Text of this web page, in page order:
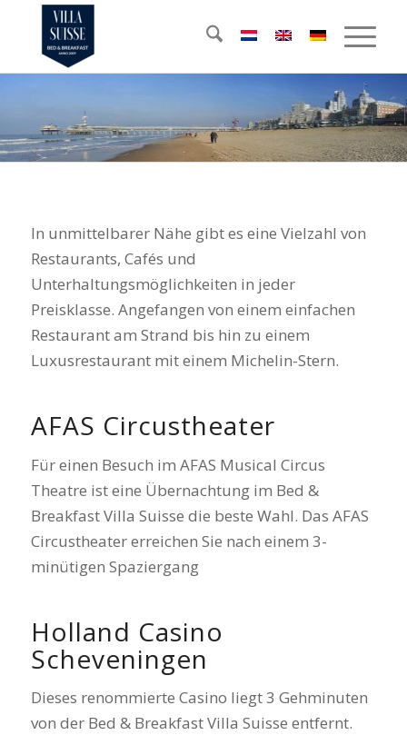
In unmittelbarer Nähe gibt es eine Vielzahl von
Restaurants, Cafés und
Unterhaltungsmöglichkeiten in jeder
Preisklasse. Angefangen von einem einfachen
Restaurant am Strand bis hin zu einem
Luxusrestaurant mit einem Michelin-Stern.
AFAS Circustheater
Für einen Besuch im AFAS Musical Circus
Theatre ist eine Übernachtung im Bed &
Breakfast Villa Suisse die beste Wahl. Das AFAS
Circustheater erreichen Sie nach einem 3-
minütigen Spaziergang
Holland Casino
Scheveningen
Dieses renommierte Casino liegt 3 Gehminuten
von der Bed & Breakfast Villa Suisse entfernt.